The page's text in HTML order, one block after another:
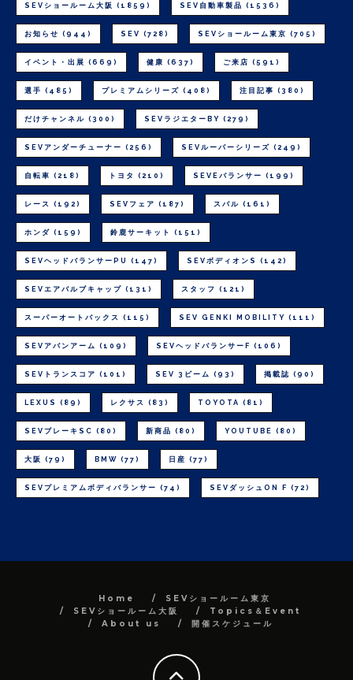
SEVショールーム大阪 (1859) SEV自動車製品 (1536)
お知らせ (944) SEV (728) SEVショールーム東京 (705)
イベント・出展 (669) 健康 (637) ご来店 (591)
選手 (485) プレミアムシリーズ (408) 注目記事 (380)
だけチャンネル (300) SEVラジエターBY (279)
SEVアンダーチューナー (256) SEVルーパーシリーズ (249)
自転車 (218) トヨタ (210) SEVEバランサー (199)
レース (192) SEVフェア (187) スバル (161)
ホンダ (159) 鈴鹿サーキット (151)
SEVヘッドバランサーPU (147) SEVボディオンS (142)
SEVエアバルブキャップ (131) スタッフ (121)
スーパーオートバックス (115) SEV GENKI MOBILITY (111)
SEVアバンアーム (109) SEVヘッドバランサーF (106)
SEVトランスコア (101) SEV 3ビーム (93) 掲載誌 (90)
LEXUS (89) レクサス (83) TOYOTA (81)
SEVブレーキSC (80) 新商品 (80) YOUTUBE (80)
大阪 (79) BMW (77) 日産 (77)
SEVプレミアムボディバランサー (74) SEVダッシュON F (72)
Home
SEVショールーム東京
SEVショールーム大阪
Topics＆Event
About us
開催スケジュール